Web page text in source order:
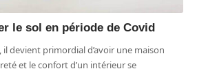
le sol en période de Covid
il devient primordial d’avoir une maison
et le confort d’un intérieur se